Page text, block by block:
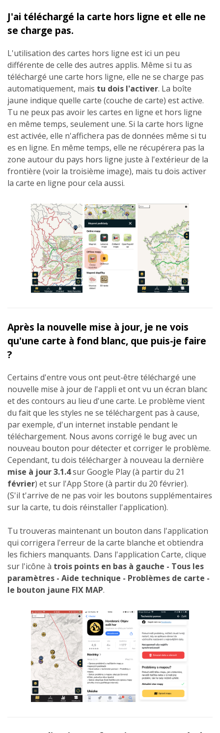
J'ai téléchargé la carte hors ligne et elle ne
se charge pas.
L'utilisation des cartes hors ligne est ici un peu
différente de celle des autres applis. Même si tu as
téléchargé une carte hors ligne, elle ne se charge pas
automatiquement, mais tu dois l'activer. La boîte
jaune indique quelle carte (couche de carte) est active.
Tu ne peux pas avoir les cartes en ligne et hors ligne
en même temps, seulement une. Si la carte hors ligne
est activée, elle n'affichera pas de données même si tu
es en ligne. En même temps, elle ne récupérera pas la
zone autour du pays hors ligne juste à l'extérieur de la
frontière (voir la troisième image), mais tu dois activer
la carte en ligne pour cela aussi.
Après la nouvelle mise à jour, je ne vois
qu'une carte à fond blanc, que puis-je faire
?
Certains d'entre vous ont peut-être téléchargé une
nouvelle mise à jour de l'appli et ont vu un écran blanc
et des contours au lieu d'une carte. Le problème vient
du fait que les styles ne se téléchargent pas à cause,
par exemple, d'un internet instable pendant le
téléchargement. Nous avons corrigé le bug avec un
nouveau bouton pour détecter et corriger le problème.
Cependant, tu dois télécharger à nouveau la dernière
mise à jour 3.1.4sur Google Play (à partir du 21
février) et sur l'App Store (à partir du 20 février).
(S'il t'arrive de ne pas voir les boutons supplémentaires
sur la carte, tu dois réinstaller l'application).
Tu trouveras maintenant un bouton dans l'application
qui corrigera l'erreur de la carte blanche et obtiendra
les fichiers manquants. Dans l'application Carte, clique
sur l'icône à trois points en bas à gauche - Tous les
paramètres - Aide technique - Problèmes de carte -
le bouton jaune FIX MAP.